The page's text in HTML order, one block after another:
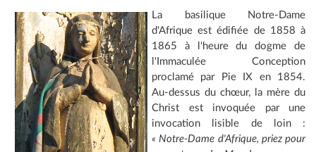
La basilique Notre-Dame
d'Afrique est édifiée de 1858 à
1865 à l'heure du dogme de
l'Immaculée Conception
proclamé par Pie IX en 1854.
Au-dessus du chœur, la mère du
Christ est invoquée par une
invocation lisible de loin :
« Notre-Dame d'Afrique, priez pour